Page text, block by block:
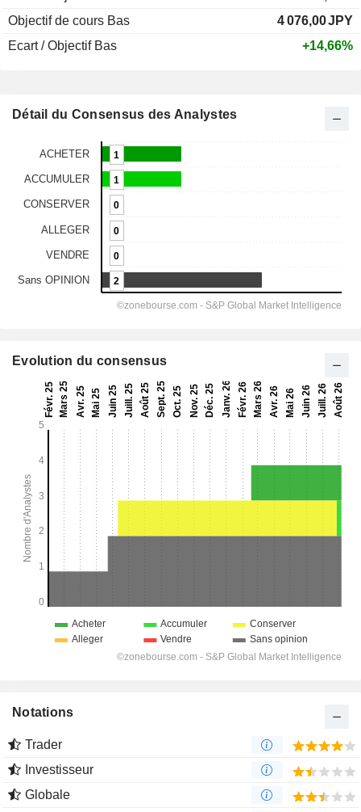
Objectif de cours Bas
4 076,00JPY
Ecart / Objectif Bas
+14,66%
Détail du Consensus des Analystes
Evolution du consensus
Notations
Trader
Investisseur
Globale